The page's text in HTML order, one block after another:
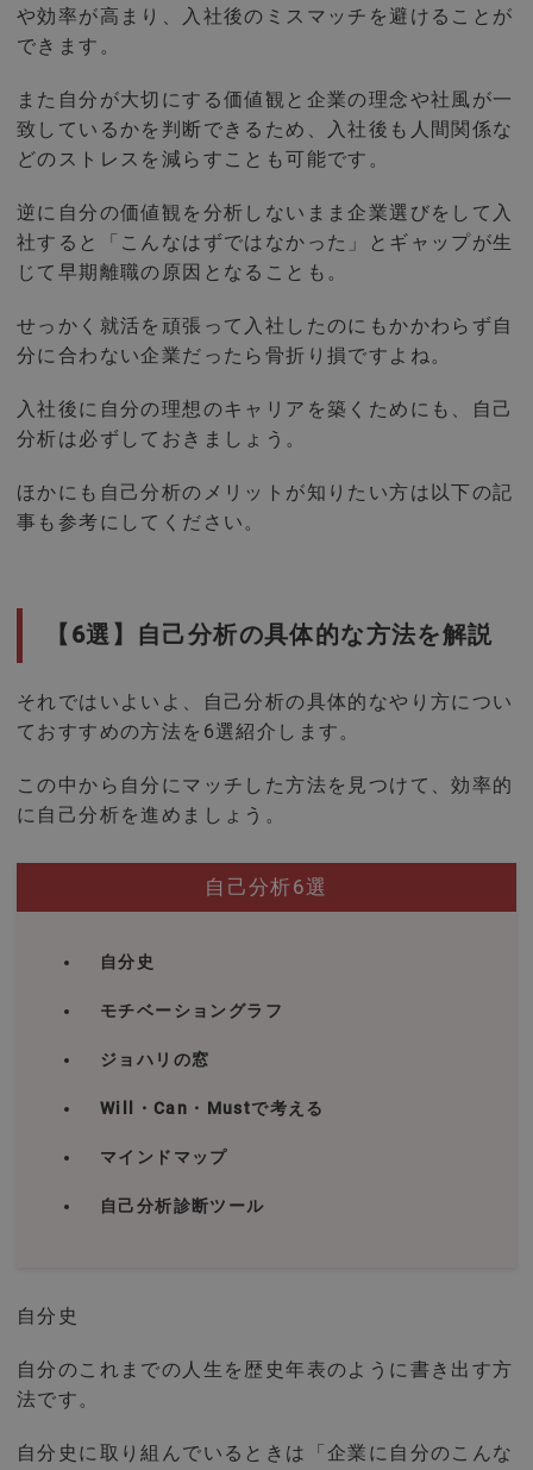
や効率が高まり、入社後のミスマッチを避けることが
できます。
また自分が大切にする価値観と企業の理念や社風が一
致しているかを判断できるため、入社後も人間関係な
どのストレスを減らすことも可能です。
逆に自分の価値観を分析しないまま企業選びをして入
社すると「こんなはずではなかった」とギャップが生
じて早期離職の原因となることも。
せっかく就活を頑張って入社したのにもかかわらず自
分に合わない企業だったら骨折り損ですよね。
入社後に自分の理想のキャリアを築くためにも、自己
分析は必ずしておきましょう。
ほかにも自己分析のメリットが知りたい方は以下の記
事も参考にしてください。
【6選】自己分析の具体的な方法を解説
それではいよいよ、自己分析の具体的なやり方につい
ておすすめの方法を6選紹介します。
この中から自分にマッチした方法を見つけて、効率的
に自己分析を進めましょう。
自己分析6選
自分史
モチベーショングラフ
ジョハリの窓
Will・Can・Mustで考える
マインドマップ
自己分析診断ツール
自分史
自分のこれまでの人生を歴史年表のように書き出す方
法です。
自分史に取り組んでいるときは「企業に自分のこんな